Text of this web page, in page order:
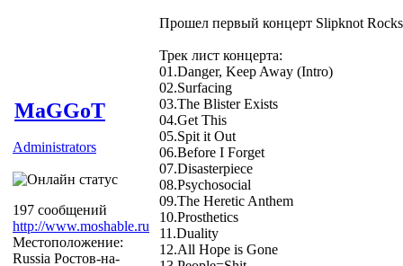
MaGGoT
Administrators
197 сообщений
http://www.moshable.ru
Местоположение:
Russia Ростов-на-
Прошел первый концерт Slipknot
Трек лист концерта:
01.Danger, Keep Away (Intro)
02.Surfacing
03.The Blister Exists
04.Get This
05.Spit it Out
06.Before I Forget
07.Disasterpiece
08.Psychosocial
09.The Heretic Anthem
10.Prosthetics
11.Duality
12.All Hope is Gone